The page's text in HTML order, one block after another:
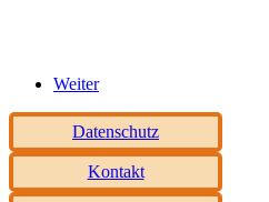
Weiter
Datenschutz
Kontakt